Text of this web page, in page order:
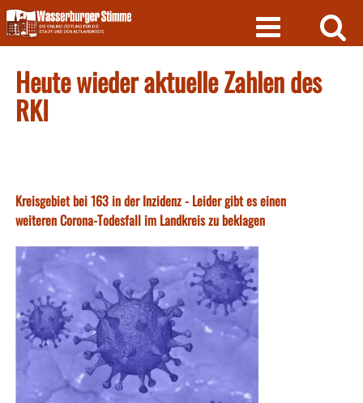
Skip
to
content
Heute wieder aktuelle Zahlen des
RKI
Kreisgebiet bei 163 in der Inzidenz - Leider gibt es einen
weiteren Corona-Todesfall im Landkreis zu beklagen